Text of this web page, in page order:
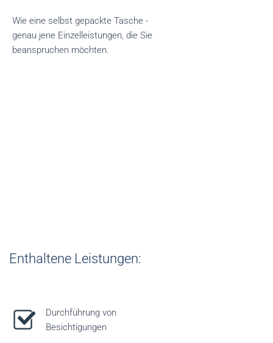
Wie eine selbst gepackte Tasche -
genau jene Einzelleistungen, die Sie
beanspruchen möchten.
Enthaltene Leistungen:
Durchführung von
Besichtigungen